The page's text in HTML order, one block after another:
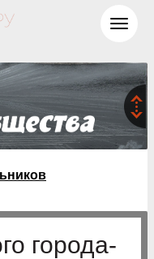
города-